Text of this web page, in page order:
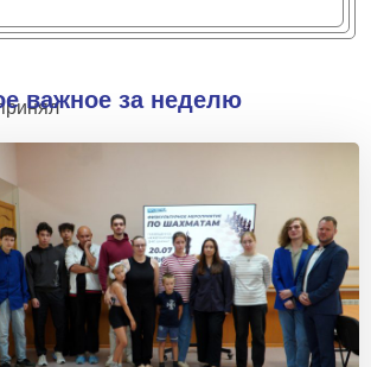
важное за неделю